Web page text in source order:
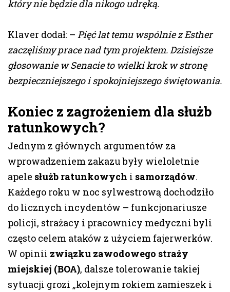
który nie będzie dla nikogo udręką.
Klaver dodał: – Pięć lat temu wspólnie z Esther
zaczęliśmy prace nad tym projektem. Dzisiejsze
głosowanie w Senacie to wielki krok w stronę
bezpieczniejszego i spokojniejszego świętowania.
Koniec z zagrożeniem dla służb
ratunkowych?
Jednym z głównych argumentów za
wprowadzeniem zakazu były wieloletnie
apele służb ratunkowych i samorządów.
Każdego roku w noc sylwestrową dochodziło
do licznych incydentów – funkcjonariusze
policji, strażacy i pracownicy medyczni byli
często celem ataków z użyciem fajerwerków.
W opinii związku zawodowego straży
miejskiej (BOA), dalsze tolerowanie takiej
sytuacji grozi „kolejnym rokiem zamieszek i